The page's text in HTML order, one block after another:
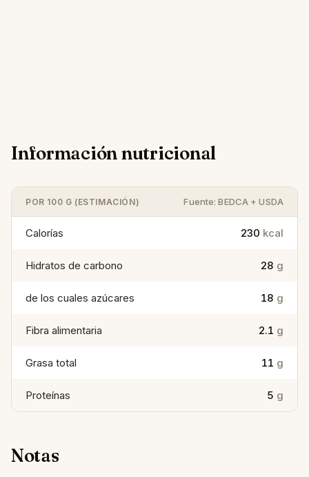
Información nutricional
POR 100 G (ESTIMACIÓN) Fuente: BEDCA + USDA
Calorías 230 kcal
Hidratos de carbono 28 g
de los cuales azúcares 18 g
Fibra alimentaria 2.1 g
Grasa total 11 g
Proteínas 5 g
Notas